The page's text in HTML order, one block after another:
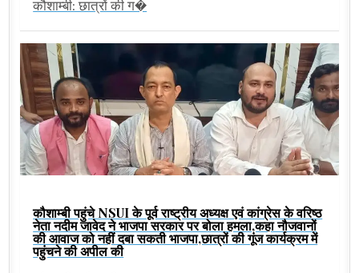
कौशाम्बी: छात्रों की ग�
कौशाम्बी पहुंचे NSUI के पूर्व राष्ट्रीय अध्यक्ष एवं कांग्रेस के वरिष्ठ
नेता नदीम जावेद ने भाजपा सरकार पर बोला हमला,कहा नौजवानों
की आवाज को नहीं दबा सकती भाजपा,छात्रों की गूंज कार्यक्रम में
पहुंचने की अपील की